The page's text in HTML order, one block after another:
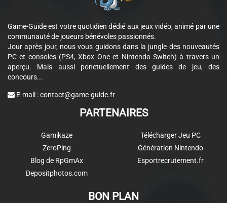
Game-Guide est votre quotidien dédié aux jeux vidéo, animé par une
communauté de joueurs bénévoles passionnés.
Jour après jour, nous vous guidons dans la jungle des nouveautés
PC et consoles (PS4, Xbox One et Nintendo Switch) à travers un
aperçu. Mais aussi ponctuellement des guides de jeu, des
concours...
E-mail :contact@game-guide.fr
PARTENAIRES
Gamikaze
ZeroPing
Blog de RpGmAx
Depositphotos.com
Télécharger Jeu PC
Génération Nintendo
Esportrecrutement.fr
BON PLAN